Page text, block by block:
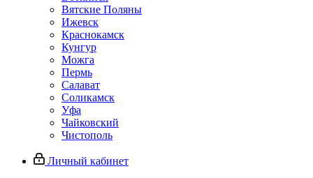
Вятские Поляны
Ижевск
Краснокамск
Кунгур
Можга
Пермь
Салават
Соликамск
Уфа
Чайковский
Чистополь
Личный кабинет